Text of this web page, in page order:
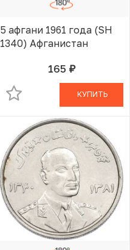
5 афгани 1961 года (SH
1340) Афганистан
165 руб.В КОРЗИНЕ
КУПИТЬ